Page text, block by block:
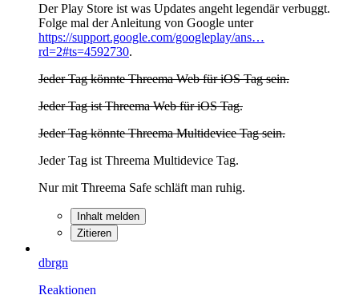
Der Play Store ist was Updates angeht legendär verbuggt.
Folge mal der Anleitung von Google unter
https://support.google.com/googleplay/ans…
rd=2#ts=4592730.
Jeder Tag könnte Threema Web für iOS Tag sein.
Jeder Tag ist Threema Web für iOS Tag.
Jeder Tag könnte Threema Multidevice Tag sein.
Jeder Tag ist Threema Multidevice Tag.
Nur mit Threema Safe schläft man ruhig.
Inhalt melden
Zitieren
dbrgn
Reaktionen